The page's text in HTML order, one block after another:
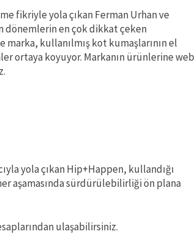
fikriyle yola çıkan Ferman Urhan ve
dönemlerin en çok dikkat çeken
kullanılmış kot kumaşlarının el
ortaya koyuyor. Markanın ürünlerine web
yola çıkan Hip+Happen, kullandığı
aşamasında sürdürülebilirliği ön plana
ulaşabilirsiniz.